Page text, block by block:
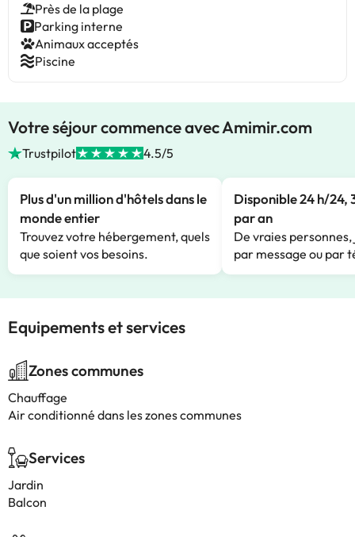
Près de la plage
Parking interne
Animaux acceptés
Piscine
Votre séjour commence avec Amimir.com
Trustpilot 4.5/5
Plus d'un million d'hôtels dans le
monde entier
Trouvez votre hébergement, quels
que soient vos besoins.
Disponible 24 h/24,
par an
De vraies
par message ou par
Equipements et services
Zones communes
Chauffage
Air conditionné dans les zones communes
Services
Jardin
Balcon